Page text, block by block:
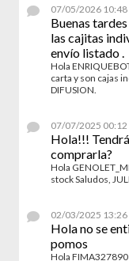
07/05/2026 10:48
Buenas
las cajitas
envío listado .
Hola
carta y son cajas
DIFUSION.
07/07/2025 00:12
Hola!!!
comprarla?
Hola
stock Saludos,
02/03/2025 13:26
Hola no se
pomos
Hola